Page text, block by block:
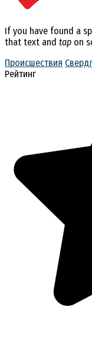
If you have found a
that text and tap on
Происшествия
Рейтинг